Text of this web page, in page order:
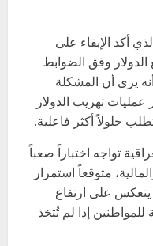
أكد الإبقاء على
الدولار وفق الضوابط
أنه يرى أن المشكلة
تهريب الدولار
حلولاً أكثر فاعلية.
تواجه اختباراً صعباً
متوقعاً استمرار
ينعكس على ارتفاع
إذا لم تُتخذ